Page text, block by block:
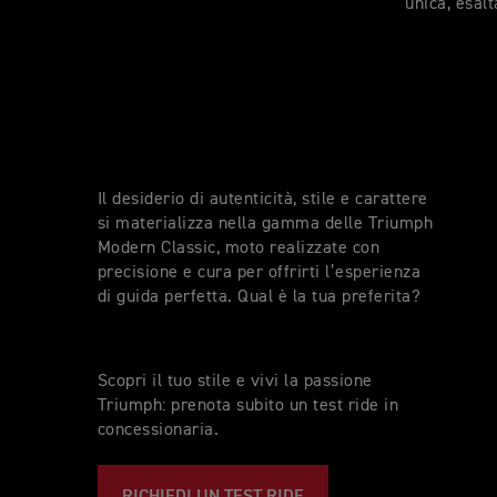
unica,
Il desiderio di autenticità, stile e carattere
si materializza nella gamma delle Triumph
Modern Classic, moto realizzate con
precisione e cura per offrirti l’esperienza
di guida perfetta. Qual è la tua preferita?
Scopri il tuo stile e vivi la passione
Triumph: prenota subito un test ride in
concessionaria.